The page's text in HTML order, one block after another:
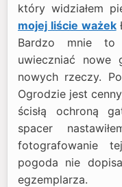
który widziałem
mojej liście ważek
Bardzo mnie to
uwieczniać
nowych rzeczy.
Ogrodzie jest
ścisłą ochroną
spacer
fotografowanie
pogoda nie
egzemplarza.